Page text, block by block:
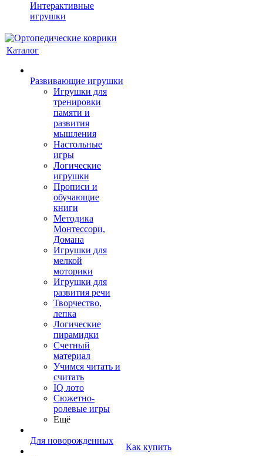
Интерактивные
игрушки
Каталог
Развивающие игрушки
Игрушки для
тренировки
памяти и
развития
мышления
Настольные
игры
Логические
игрушки
Прописи и
обучающие
книги
Методика
Монтессори,
Домана
Игрушки для
мелкой
моторики
Игрушки для
развития речи
Творчество,
лепка
Логические
пирамидки
Счетный
материал
Учимся читать и
считать
IQ лото
Сюжетно-
ролевые игры
Ещё
Для новорожденных
Как купить